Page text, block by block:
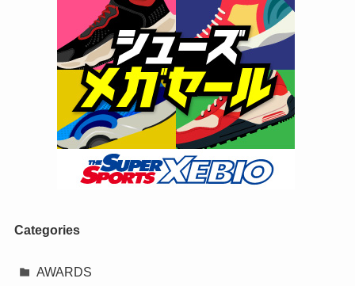
Categories
AWARDS